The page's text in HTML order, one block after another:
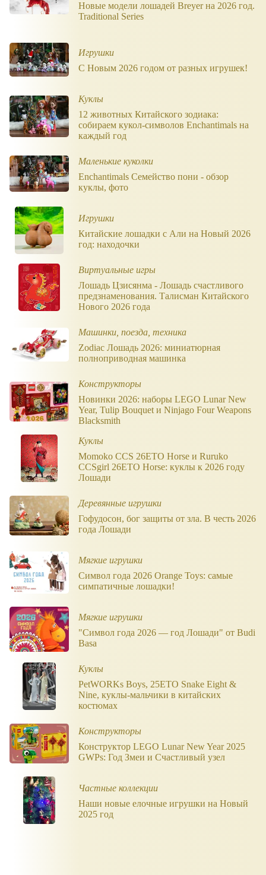
Новые модели лошадей Breyer на 2026 год.
Traditional Series
Игрушки
С Новым 2026 годом от разных игрушек!
Куклы
12 животных Китайского зодиака:
собираем кукол-символов Enchantimals на
каждый год
Маленькие куколки
Enchantimals Семейство пони - обзор
куклы, фото
Игрушки
Китайские лошадки с Али на Новый 2026
год: находочки
Виртуальные игры
Лошадь Цзиcянма - Лошадь счастливого
предзнаменования. Талисман Китайского
Нового 2026 года
Машинки, поезда, техника
Zodiac Лошадь 2026: миниатюрная
полноприводная машинка
Конструкторы
Новинки 2026: наборы LEGO Lunar New
Year, Tulip Bouquet и Ninjago Four Weapons
Blacksmith
Куклы
Momoko CCS 26ETO Horse и Ruruko
CCSgirl 26ETO Horse: куклы к 2026 году
Лошади
Деревянные игрушки
Гофудосон, бог защиты от зла. В честь 2026
года Лошади
Мягкие игрушки
Символ года 2026 Orange Toys: самые
симпатичные лошадки!
Мягкие игрушки
"Символ года 2026 — год Лошади" от Budi
Basa
Куклы
PetWORKs Boys, 25ETO Snake Eight &
Nine, куклы-мальчики в китайских
костюмах
Конструкторы
Конструктор LEGO Lunar New Year 2025
GWPs: Год Змеи и Счастливый узел
Частные коллекции
Наши новые елочные игрушки на Новый
2025 год